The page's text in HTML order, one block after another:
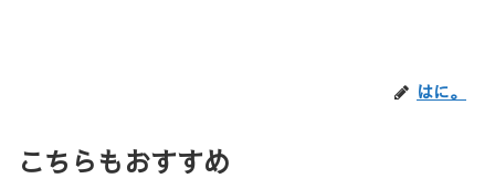
はに。
こちらもおすすめ